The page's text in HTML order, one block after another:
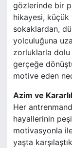
gözlerinde bir
hikayesi, küçük
sokaklardan,
yolculuğuna
zorluklarla
gerçeğe
motive eden
Azim ve
Her
hayallerinin
motivasyonla
yaşta